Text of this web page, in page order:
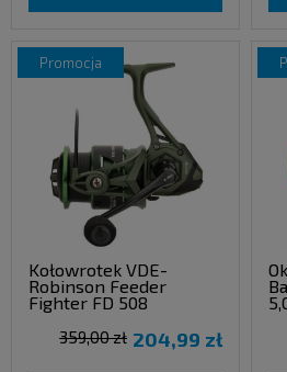
Kołowrotek VDE-
Robinson Feeder
Fighter FD 508
204,99 zł
359,00 zł
promocja